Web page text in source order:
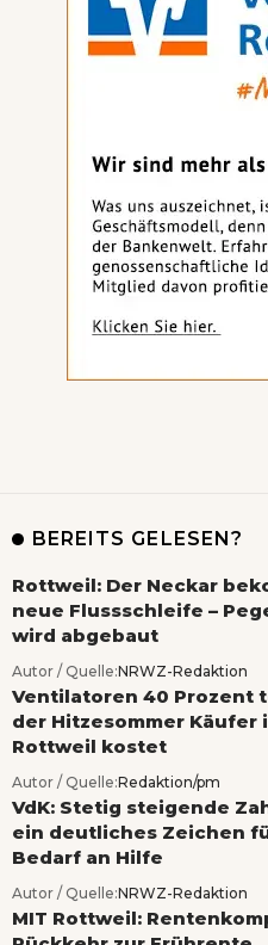
BEREITS GELESEN?
Rottweil: Der Neckar
neue Flussschleife –
wird abgebaut
Autor / Quelle:NRWZ-Redaktion
Ventilatoren 40 Prozent
der Hitzesommer Käufer
Rottweil kostet
Autor / Quelle:Redaktion/pm
VdK: Stetig steigende
ein deutliches Zeichen
Bedarf an Hilfe
Autor / Quelle:NRWZ-Redaktion
MIT Rottweil: